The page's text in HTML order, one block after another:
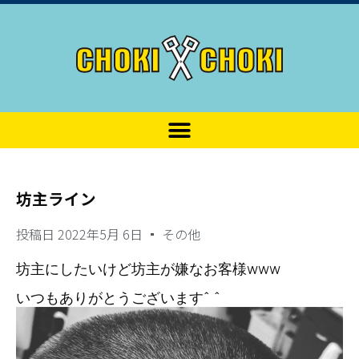
坊主ライン
投稿日 2022年5月 6日 その他
坊主にしたいけど坊主が嫌なお客様www
いつもありがとうございます^ ^